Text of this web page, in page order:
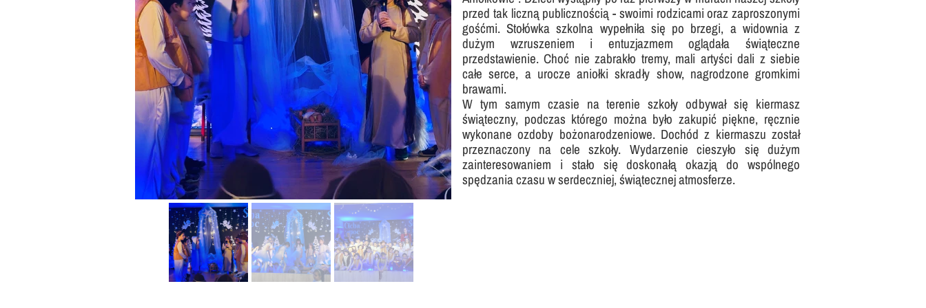
przed tak liczną publicznością - swoimi rodzicami oraz zaproszonymi
gośćmi. Stołówka szkolna wypełniła się po brzegi, a widownia z
dużym wzruszeniem i entuzjazmem oglądała świąteczne
przedstawienie. Choć nie zabrakło tremy, mali artyści dali z siebie
całe serce, a urocze aniołki skradły show, nagrodzone gromkimi
brawami.
W tym samym czasie na terenie szkoły odbywał się kiermasz
świąteczny, podczas którego można było zakupić piękne, ręcznie
wykonane ozdoby bożonarodzeniowe. Dochód z kiermaszu został
przeznaczony na cele szkoły. Wydarzenie cieszyło się dużym
zainteresowaniem i stało się doskonałą okazją do wspólnego
spędzania czasu w serdeczniej, świątecznej atmosferze.
Nasza szkoła jest OK
Erasmus+ Uniwersalny Język Sztuki
Erasmus+ Przez dwujęzyczność do przyszłości
Erasmus+ Mózgi w szkole. Wiedza jest potęgą!
Nabór